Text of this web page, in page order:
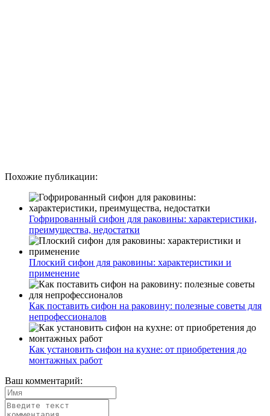
Похожие публикации:
Гофрированный сифон для раковины: характеристики,
преимущества, недостатки
Плоский сифон для раковины: характеристики и
применение
Как поставить сифон на раковину: полезные советы для
непрофессионалов
Как установить сифон на кухне: от приобретения до
монтажных работ
Ваш комментарий: